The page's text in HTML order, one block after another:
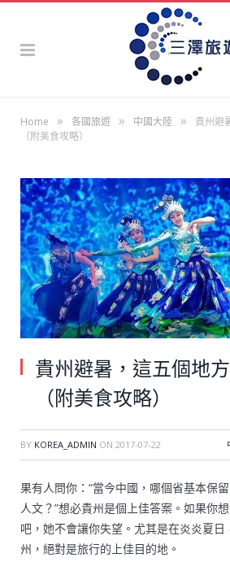
Home » 各國旅遊 » 中國大陸 »
貴州避
（附美食攻略）
貴州避暑，這五個地
（附美食攻略）
BY KOREA_ADMIN ON 2017-07-22
果有人問你：“當今中國，哪個省基本保
人文？”想必貴州是個上佳答案。如果你
吧，她不會讓你失望。尤其是在炎炎夏日
州，絕對是旅行的上佳目的地。